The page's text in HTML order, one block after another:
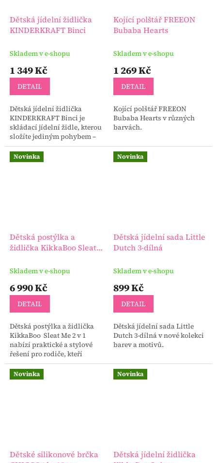
Dětská jídelní židlička
KINDERKRAFT Binci
Skladem v e-shopu
1 349 Kč
DETAIL
Dětská jídelní židlička
KINDERKRAFT Binci je
skládací jídelní židle, kterou
složíte jediným pohybem –
bez nutnosti demontáže tácy.
Je lehká, stabilní a
kompaktní, takže ji...
Kojící polštář FREEON
Bubaba Hearts
Skladem v e-shopu
1 269 Kč
DETAIL
Kojící polštář FREEON
Bubaba Hearts v různých
barvách.
Novinka
Dětská postýlka a
židlička KikkaBoo Sleat
Skladem v e-shopu
6 990 Kč
DETAIL
Dětská postýlka a židlička
KikkaBoo Sleat Me 2 v 1
nabízí praktické a stylové
řešení pro rodiče, kteří
hledají multifunkční
vybavení s dlouhou
životností. Postýlku pro...
Novinka
Dětská jídelní sada Little
Dutch 3-dílná
Skladem v e-shopu
899 Kč
DETAIL
Dětská jídelní sada Little
Dutch 3-dílná v nové kolekci
barev a motivů.
Novinka
Dětské silikonové brčka
Novinka
Dětská jídelní židlička